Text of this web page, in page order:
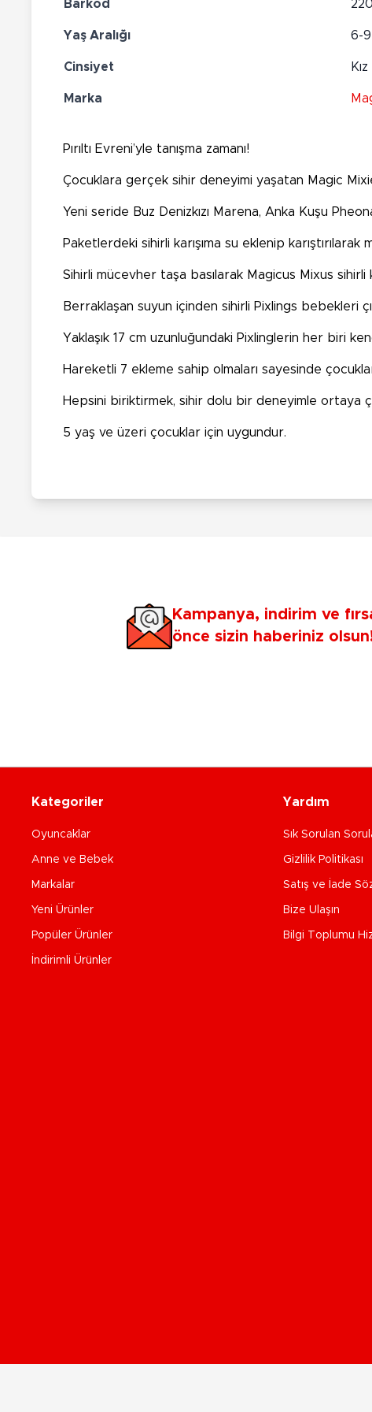
Barkod
Yaş Aralığı 6-9
Cinsiyet Kız
Marka
Pırıltı Evreni’yle tanışma zamanı!
Çocuklara gerçek sihir deneyimi yaşatan Magic
Yeni seride Buz Denizkızı Marena, Anka Kuşu
Paketlerdeki sihirli karışıma su eklenip
Sihirli mücevher taşa basılarak Magicus Mixus
Berraklaşan suyun içinden sihirli Pixlings bebekleri
Yaklaşık 17 cm uzunluğundaki Pixlinglerin her biri
Hareketli 7 ekleme sahip olmaları sayesinde
Hepsini biriktirmek, sihir dolu bir deneyimle ortaya
5 yaş ve üzeri çocuklar için uygundur.
Kampanya, indirim ve
önce sizin haberiniz
Kategoriler
Oyuncaklar
Anne ve Bebek
Markalar
Yeni Ürünler
Popüler Ürünler
İndirimli Ürünler
Yardım
Sık Sorulan
Gizlilik Politikası
Satış ve İade
Bize Ulaşın
Bilgi Toplumu